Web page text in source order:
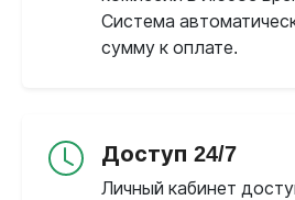
Система
сумму к оплате.
Доступ 24/7
Личный кабинет